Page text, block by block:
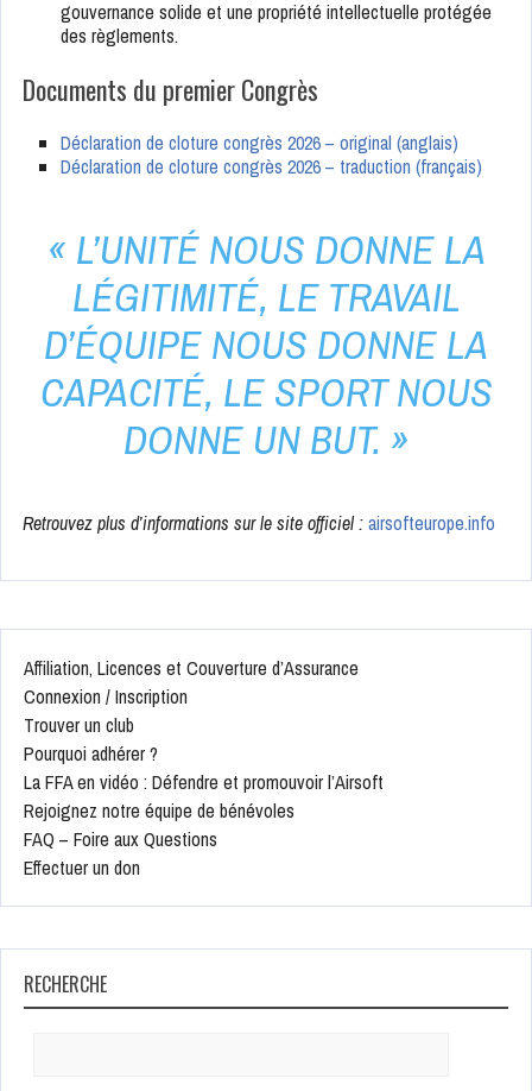
gouvernance solide et une propriété intellectuelle protégée
des règlements.
Documents du premier Congrès
Déclaration de cloture congrès 2026 – original (anglais)
Déclaration de cloture congrès 2026 – traduction (français)
« L’UNITÉ NOUS DONNE LA
LÉGITIMITÉ, LE TRAVAIL
D’ÉQUIPE NOUS DONNE LA
CAPACITÉ, LE SPORT NOUS
DONNE UN BUT. »
Retrouvez plus d’informations sur le site officiel :airsofteurope.info
Affiliation, Licences et Couverture d’Assurance
Connexion / Inscription
Trouver un club
Pourquoi adhérer ?
La FFA en vidéo : Défendre et promouvoir l’Airsoft
Rejoignez notre équipe de bénévoles
FAQ – Foire aux Questions
Effectuer un don
RECHERCHE